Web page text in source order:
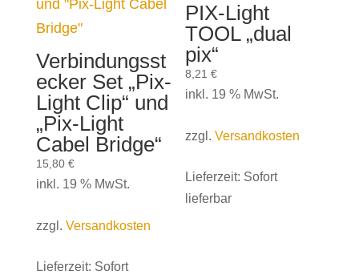
Verbindungsst
ecker Set „Pix-
Light Clip“ und
„Pix-Light
Cabel Bridge“
15,80 €
inkl. 19 % MwSt.
zzgl. Versandkosten
Lieferzeit: Sofort
PIX-Light
TOOL „dual
pix“
8,21€
inkl. 19 % MwSt.
zzgl.Versandkosten
Lieferzeit: Sofort
lieferbar